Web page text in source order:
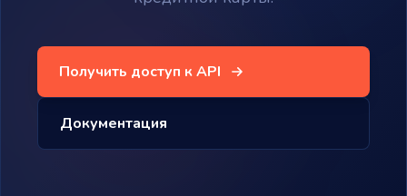
Получить доступ к API
Документация